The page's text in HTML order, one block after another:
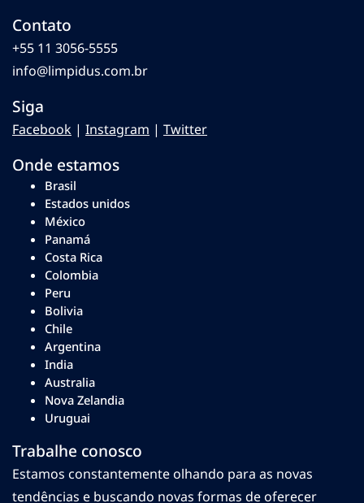
Contato
+55 11 3056-5555
info@limpidus.com.br
Siga
Facebook | Instagram | Twitter
Onde estamos
Brasil
Estados unidos
México
Panamá
Costa Rica
Colombia
Peru
Bolivia
Chile
Argentina
India
Australia
Nova Zelandia
Uruguai
Trabalhe conosco
Estamos constantemente olhando para as novas
tendências e buscando novas formas de oferecer